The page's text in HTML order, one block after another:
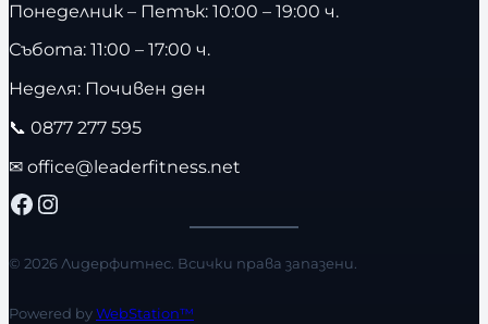
Понеделник – Петък: 10:00 – 19:00 ч.
Събота: 11:00 – 17:00 ч.
Неделя: Почивен ден
📞 0877 277 595
✉ office@leaderfitness.net
Facebook Instagram
© 2026 Лидерфитнес. Всички права запазени.
Powered byWebStation™